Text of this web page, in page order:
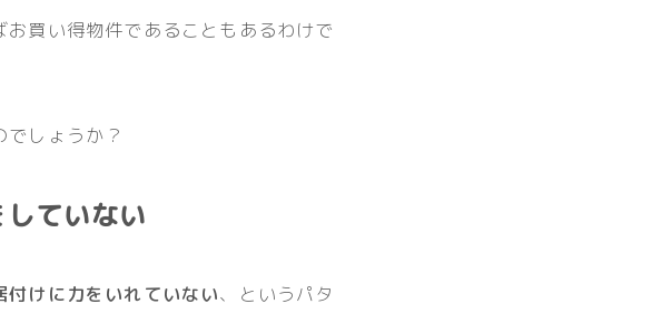
買い得物件であることもあるわけで
しょうか？
ていない
付けに力をいれていない、というパタ